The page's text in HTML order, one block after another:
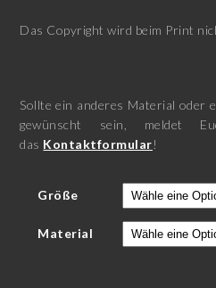
Das Copyright wird beim Print
Sollte ein anderes Material oder
gewünscht sein, meldet
das Kontaktformular!
Größe
Material